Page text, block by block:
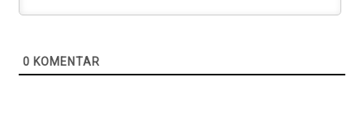
0 KOMENTAR